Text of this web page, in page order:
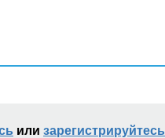
или зарегистрируйтесь